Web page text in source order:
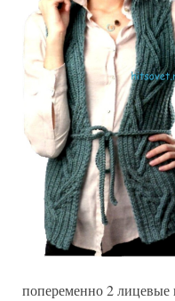
попеременно 2 лицевые